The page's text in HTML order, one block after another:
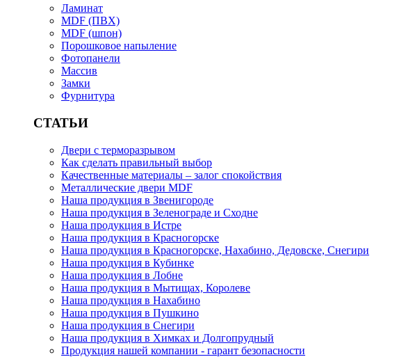
Ламинат
MDF (ПВХ)
MDF (шпон)
Порошковое напыление
Фотопанели
Массив
Замки
Фурнитура
СТАТЬИ
Двери с терморазрывом
Как сделать правильный выбор
Качественные материалы – залог спокойствия
Металлические двери MDF
Наша продукция в Звенигороде
Наша продукция в Зеленограде и Сходне
Наша продукция в Истре
Наша продукция в Красногорске
Наша продукция в Красногорске, Нахабино, Дедовске, Снегири
Наша продукция в Кубинке
Наша продукция в Лобне
Наша продукция в Мытищах, Королеве
Наша продукция в Нахабино
Наша продукция в Пушкино
Наша продукция в Снегири
Наша продукция в Химках и Долгопрудный
Продукция нашей компании - гарант безопасности